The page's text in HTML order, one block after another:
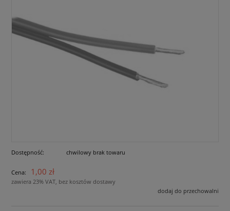
Dostępność: chwilowy brak towaru
Cena: 1,00 zł
zawiera 23% VAT, bez kosztów dostawy
dodaj do przechowalni